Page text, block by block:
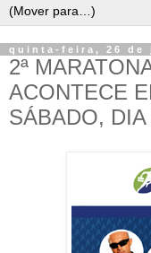
quinta-feira, 26 de
2ª
ACONTECE
SÁBADO,